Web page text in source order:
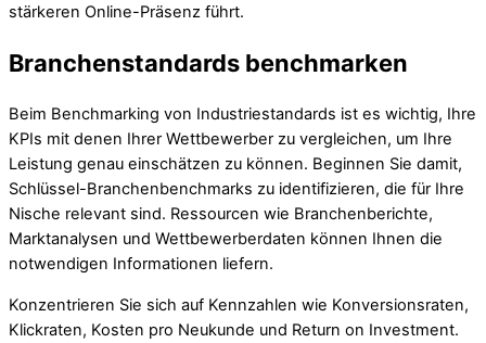
stärkeren Online-Präsenz führt.
Branchenstandards benchmarken
Beim Benchmarking von Industriestandards ist es wichtig, Ihre
KPIs mit denen Ihrer Wettbewerber zu vergleichen, um Ihre
Leistung genau einschätzen zu können. Beginnen Sie damit,
Schlüssel-Branchenbenchmarks zu identifizieren, die für Ihre
Nische relevant sind. Ressourcen wie Branchenberichte,
Marktanalysen und Wettbewerberdaten können Ihnen die
notwendigen Informationen liefern.
Konzentrieren Sie sich auf Kennzahlen wie Konversionsraten,
Klickraten, Kosten pro Neukunde und Return on Investment.